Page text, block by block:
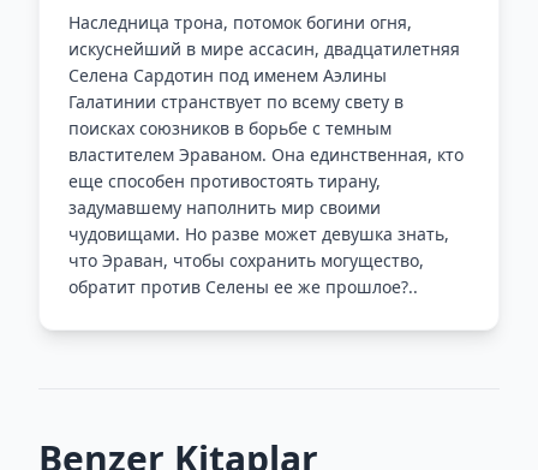
Наследница трона, потомок богини огня,
искуснейший в мире ассасин, двадцатилетняя
Селена Сардотин под именем Аэлины
Галатинии странствует по всему свету в
поисках союзников в борьбе с темным
властителем Эраваном. Она единственная, кто
еще способен противостоять тирану,
задумавшему наполнить мир своими
чудовищами. Но разве может девушка знать,
что Эраван, чтобы сохранить могущество,
обратит против Селены ее же прошлое?..
Benzer Kitaplar